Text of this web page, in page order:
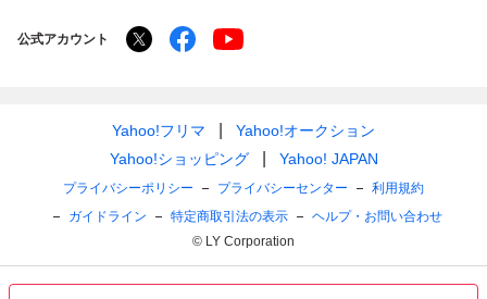
公式アカウント
Yahoo!フリマ
Yahoo!オークション
Yahoo!ショッピング
Yahoo! JAPAN
プライバシーポリシー プライバシーセンター
利用規約
ガイドライン
特定商取引法の表示
ヘルプ・お問い合わせ
© LY Corporation